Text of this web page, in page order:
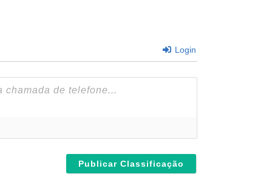
Login